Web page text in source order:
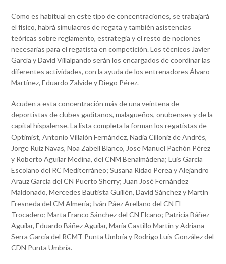
Como es habitual en este tipo de concentraciones, se trabajará
el físico, habrá simulacros de regata y también asistencias
teóricas sobre reglamento, estrategia y el resto de nociones
necesarias para el regatista en competición. Los técnicos Javier
García y David Villalpando serán los encargados de coordinar las
diferentes actividades, con la ayuda de los entrenadores Álvaro
Martínez, Eduardo Zalvide y Diego Pérez.
Acuden a esta concentración más de una veintena de
deportistas de clubes gaditanos, malagueños, onubenses y de la
capital hispalense. La lista completa la forman los regatistas de
Optimist, Antonio Villalón Fernández, Nadia Cilloniz de Andrés,
Jorge Ruiz Navas, Noa Zabell Blanco, Jose Manuel Pachón Pérez
y Roberto Aguilar Medina, del CNM Benalmádena; Luis García
Escolano del RC Mediterráneo; Susana Ridao Perea y Alejandro
Arauz García del CN Puerto Sherry; Juan José Fernández
Maldonado, Mercedes Bautista Guillén, David Sánchez y Martín
Fresneda del CM Almería; Iván Páez Arellano del CN El
Trocadero; Marta Franco Sánchez del CN Elcano; Patricia Báñez
Aguilar, Eduardo Báñez Aguilar, María Castillo Martín y Adriana
Serra García del RCMT Punta Umbría y Rodrigo Luis González del
CDN Punta Umbría.